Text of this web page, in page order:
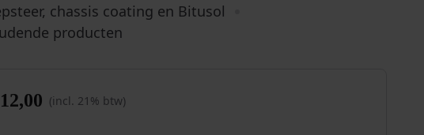
chassis coating en Bitusol
producten
(incl. 21% btw)